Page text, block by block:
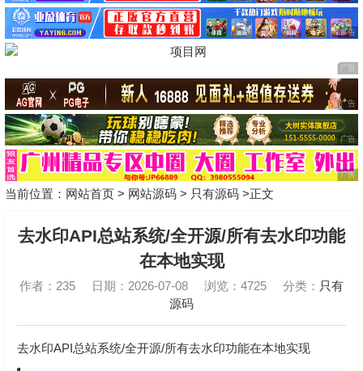
当前位置： 网站首页 > 网站源码 > 只有源码 >正文
去水印API总站系统/全开源/所有去水印功能
在本地实现
作者：235 日期：2026-07-08 浏览：4725 分类： 只有
源码
去水印API总站系统/全开源/所有去水印功能在本地实现